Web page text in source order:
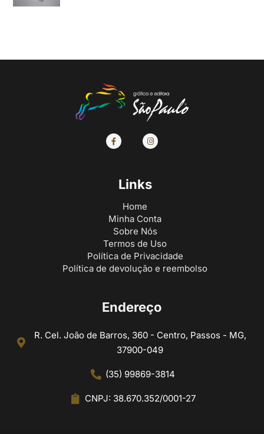
Links
Home
Minha Conta
Sobre Nós
Termos de Uso
Política de Privacidade
Política de devolução e reembolso
Endereço
R. Cel. João de Barros, 360 - Centro, Passos - MG,
37900-049
(35) 99869-3814
CNPJ: 38.670.352/0001-27